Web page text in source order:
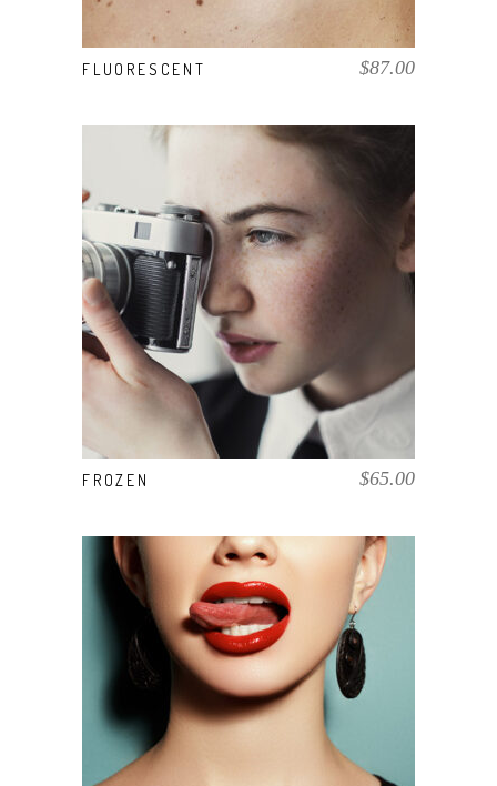
FLUORESCENT $87.00
AÑADIR AL CARRITO
FROZEN $65.00
COMPRAR EL PRODUCTO